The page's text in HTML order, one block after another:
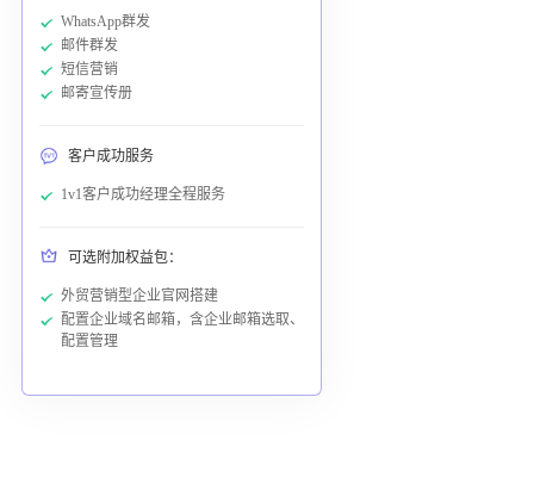
WhatsApp群发
邮件群发
短信营销
邮寄宣传册
客户成功服务
1v1客户成功经理全程服务
可选附加权益包：
外贸营销型企业官网搭建
配置企业域名邮箱，含企业邮箱选取、
配置管理